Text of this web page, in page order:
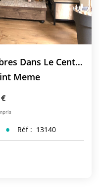
Bel Appartement 4 Chambres Dans Le Centre De Machecoul
Meme
Réf : 13140